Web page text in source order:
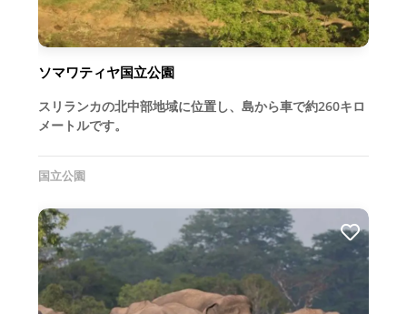
ソマワティヤ国立公園
スリランカの北中部地域に位置し、島から車で約260キロ
メートルです。
国立公園